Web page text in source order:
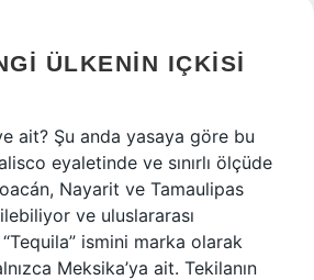
ÜLKENIN IÇKISI
ait? Şu anda yasaya göre bu
eyaletinde ve sınırlı ölçüde
Nayarit ve Tamaulipas
ve uluslararası
ismini marka olarak
Meksika’ya ait. Tekilanın